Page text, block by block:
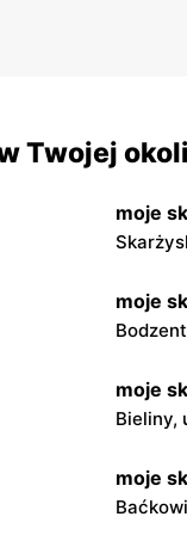
Twojej
moje
moje
moje
Bieliny,
moje